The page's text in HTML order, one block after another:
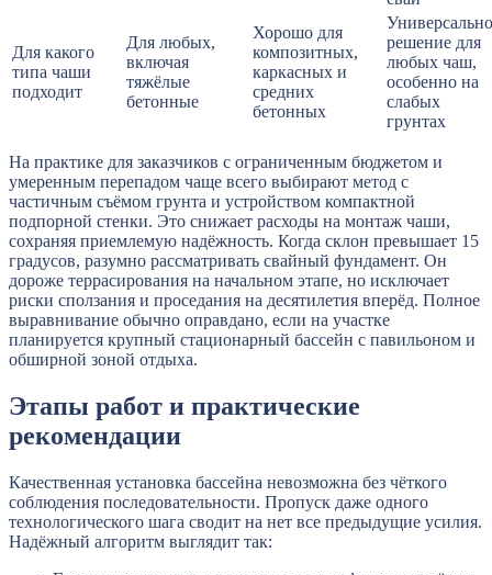
Для какого
типа чаши
подходит
Для любых,
включая
тяжёлые
бетонные
Хорошо для
композитных,
каркасных и
средних
бетонных
решение для
любых чаш,
особенно на
слабых
грунтах
На практике для заказчиков с ограниченным бюджетом и
умеренным перепадом чаще всего выбирают метод с
частичным съёмом грунта и устройством компактной
подпорной стенки. Это снижает расходы на монтаж чаши,
сохраняя приемлемую надёжность. Когда склон превышает 15
градусов, разумно рассматривать свайный фундамент. Он
дороже террасирования на начальном этапе, но исключает
риски сползания и проседания на десятилетия вперёд. Полное
выравнивание обычно оправдано, если на участке
планируется крупный стационарный бассейн с павильоном и
обширной зоной отдыха.
Этапы работ и практические
рекомендации
Качественная установка бассейна невозможна без чёткого
соблюдения последовательности. Пропуск даже одного
технологического шага сводит на нет все предыдущие усилия.
Надёжный алгоритм выглядит так: